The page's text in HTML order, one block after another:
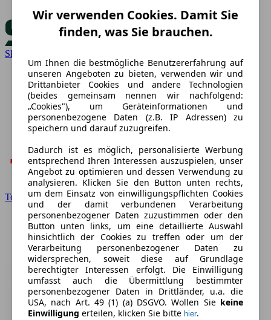
Skoda
Toyota
Wir verwenden Cookies. Damit Sie
finden, was Sie brauchen.
Um Ihnen die bestmögliche Benutzererfahrung auf
unseren Angeboten zu bieten, verwenden wir und
Drittanbieter Cookies und andere Technologien
(beides gemeinsam nennen wir nachfolgend:
„Cookies"), um Geräteinformationen und
personenbezogene Daten (z.B. IP Adressen) zu
speichern und darauf zuzugreifen.
Dadurch ist es möglich, personalisierte Werbung
entsprechend Ihren Interessen auszuspielen, unser
Angebot zu optimieren und dessen Verwendung zu
analysieren. Klicken Sie den Button unten rechts,
um dem Einsatz von einwilligungspflichten Cookies
und der damit verbundenen Verarbeitung
personenbezogener Daten zuzustimmen oder den
Button unten links, um eine detaillierte Auswahl
hinsichtlich der Cookies zu treffen oder um der
Verarbeitung personenbezogener Daten zu
widersprechen, soweit diese auf Grundlage
berechtigter Interessen erfolgt. Die Einwilligung
umfasst auch die Übermittlung bestimmter
personenbezogener Daten in Drittländer, u.a. die
USA, nach Art. 49 (1) (a) DSGVO. Wollen Sie keine
Einwilligung erteilen, klicken Sie bitte hier.